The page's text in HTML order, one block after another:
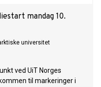
mandag 10.
universitet
ved UiT Norges
til markeringer i